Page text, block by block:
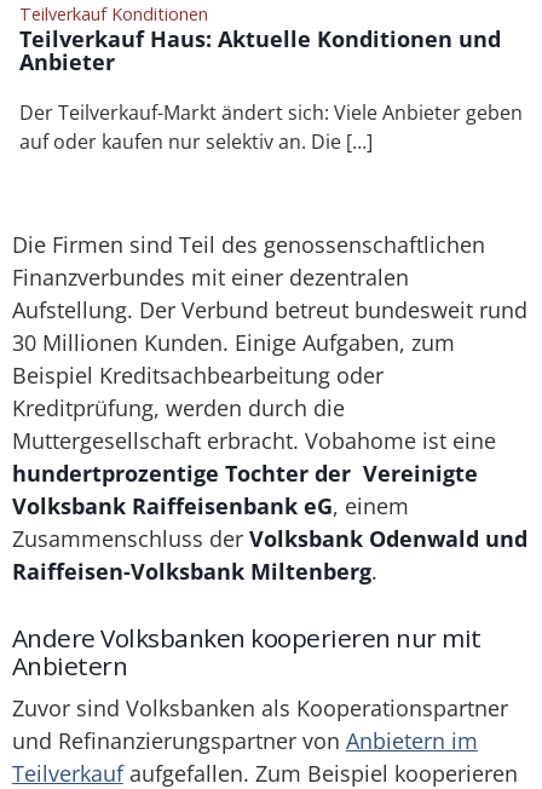
Teilverkauf Konditionen
Teilverkauf Haus: Aktuelle Konditionen und
Anbieter
Der Teilverkauf-Markt ändert sich: Viele Anbieter geben
auf oder kaufen nur selektiv an. Die […]
Die Firmen sind Teil des genossenschaftlichen
Finanzverbundes mit einer dezentralen
Aufstellung. Der Verbund betreut bundesweit rund
30 Millionen Kunden. Einige Aufgaben, zum
Beispiel Kreditsachbearbeitung oder
Kreditprüfung, werden durch die
Muttergesellschaft erbracht. Vobahome ist eine
hundertprozentige Tochter der Vereinigte
Volksbank Raiffeisenbank eG, einem
Zusammenschluss der Volksbank Odenwald und
Raiffeisen-Volksbank Miltenberg.
Andere Volksbanken kooperieren nur mit
Anbietern
Zuvor sind Volksbanken als Kooperationspartner
und Refinanzierungspartner von Anbietern im
Teilverkaufaufgefallen. Zum Beispiel kooperieren